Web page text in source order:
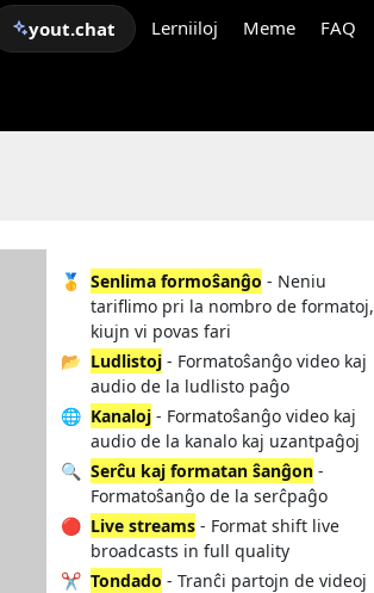
yout.chat Lerniiloj Meme FAQ
🥇 Senlima formoŝanĝo - Neniu
tariflimo pri la nombro de formatoj,
kiujn vi povas fari
📂 Ludlistoj - Formatoŝanĝo video kaj
audio de la ludlisto paĝo
🌐 Kanaloj - Formatoŝanĝo video kaj
audio de la kanalo kaj uzantpaĝoj
🔍 Serĉu kaj formatan ŝanĝon -
Formatoŝanĝo de la serĉpaĝo
🔴 Live streams - Format shift live
broadcasts in full quality
✂️ Tondado - Tranĉi partojn de videoj